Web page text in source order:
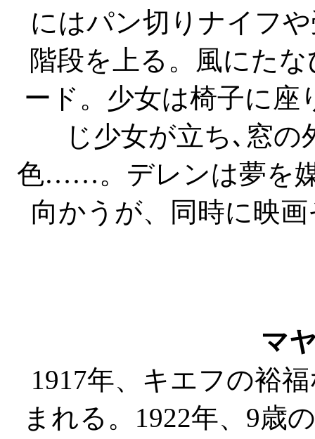
にはパン切りナイフ
階段を上る。風にた
ード。少女は椅子に座
じ少女が立ち､窓
色……。デレンは夢を
向かうが、同時に映
マ
1917年、キエフの裕
まれる。1922年、9歳